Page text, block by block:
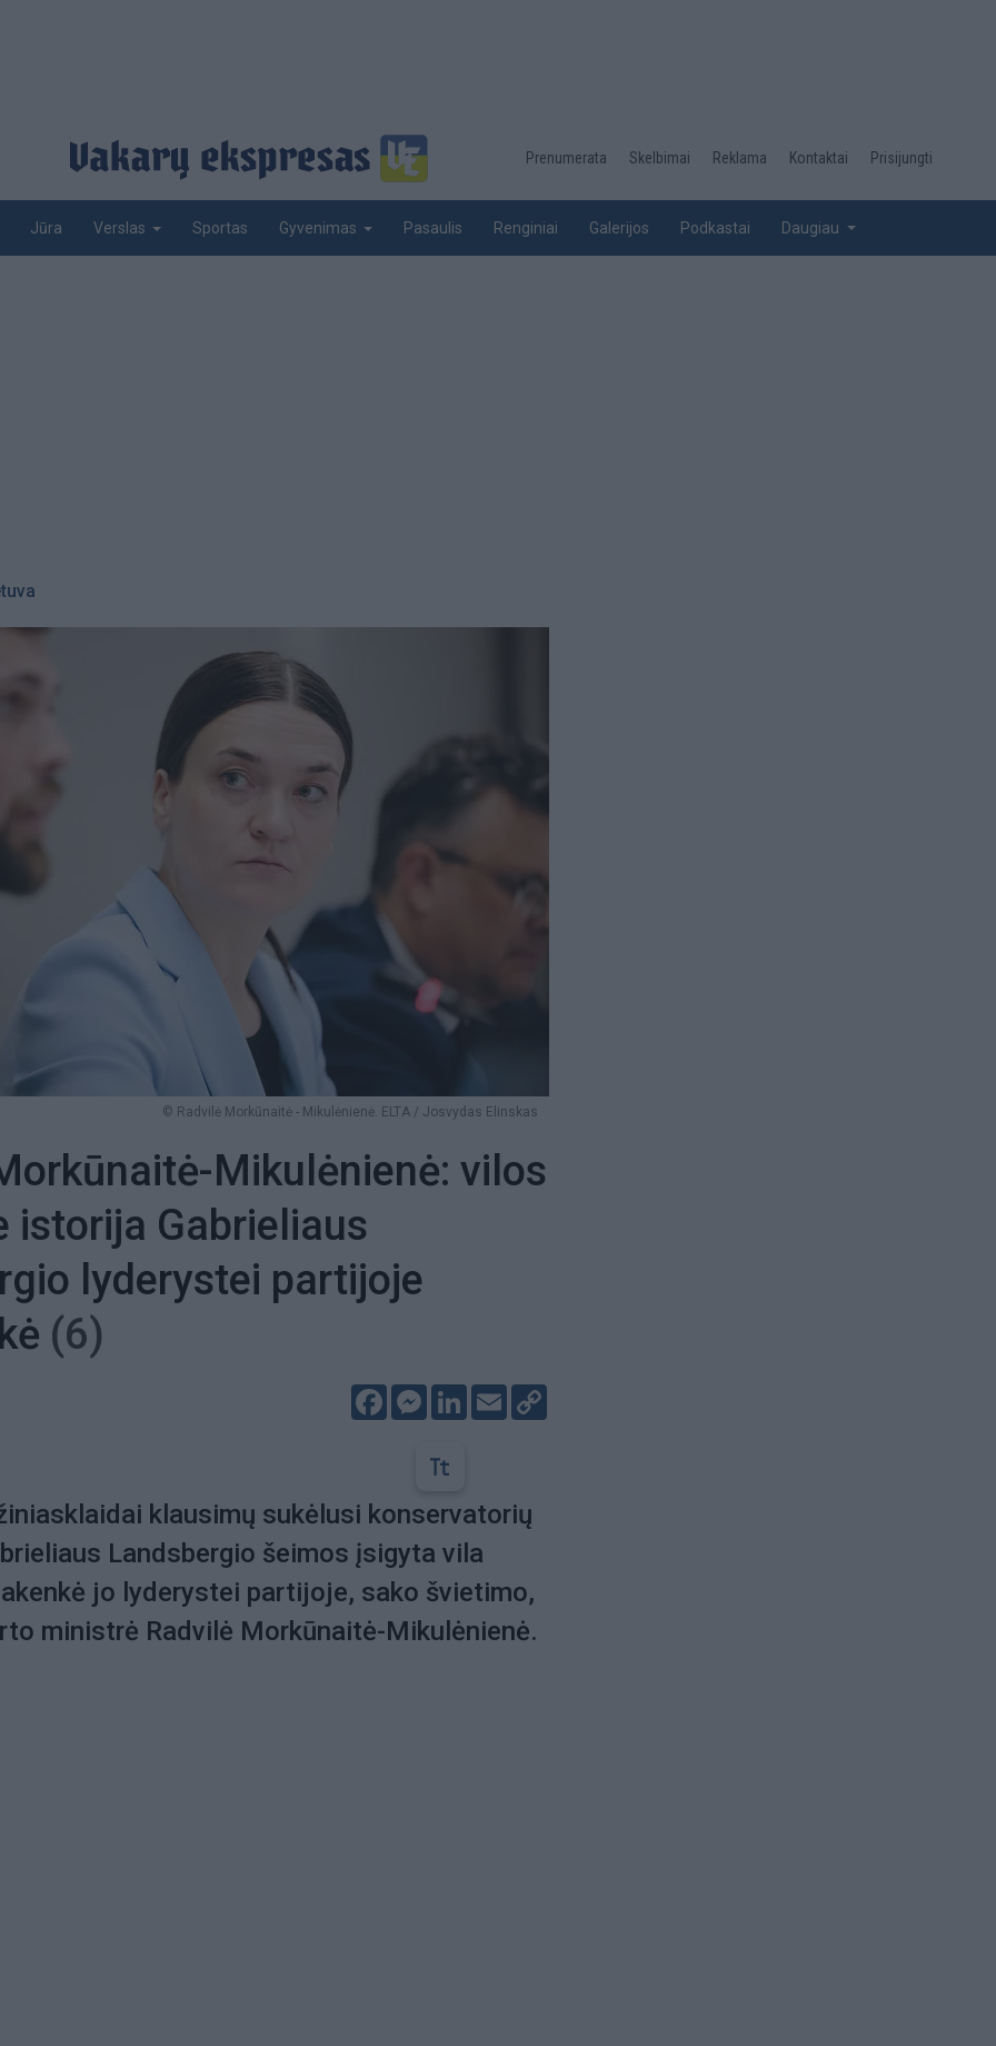
Desktop
top
Prenumerata Skelbimai Reklama Kontaktai Prisijungti
Jūra Verslas Sportas Gyvenimas Pasaulis Renginiai Galerijos Podkastai Daugiau
© Radvilė Morkūnaitė - Mikulėnienė. ELTA / Josvydas Elinskas
Mikulėnienė: vilos
istorija Gabrieliaus
lyderystei partijoje
(6)
FacebookMessenger
LinkedIn
Email
klausimų sukėlusi konservatorių
Landsbergio šeimos įsigyta vila
jo lyderystei partijoje, sako švietimo,
ministrė Radvilė Morkūnaitė-Mikulėnienė.